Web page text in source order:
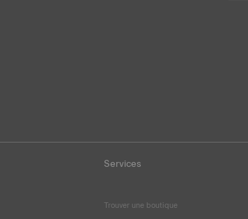
Services
Trouver une boutique